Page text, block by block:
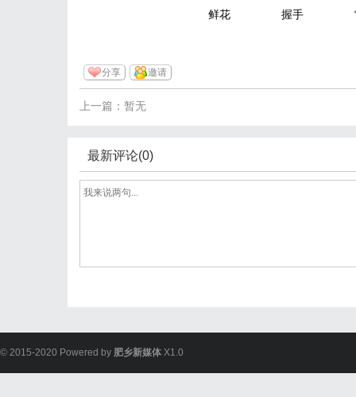
鲜花 握手
分享 邀请
上一篇：暂无
最新评论(0)
© 2015-2020 Powered by 肥乡新媒体 X1.0